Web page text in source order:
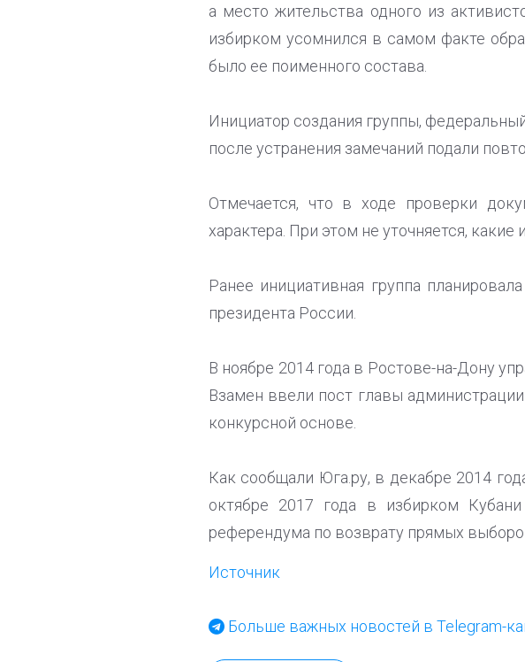
а место жительства одного из
избирком усомнился в самом факте
было ее поименного состава.
Инициатор создания группы,
после устранения замечаний подали
Отмечается, что в ходе проверки
характера. При этом не уточняется,
Ранее инициативная группа
президента России.
В ноябре 2014 года в Ростове-на-Дону
Взамен ввели пост главы
конкурсной основе.
Как сообщали Юга.ру, в декабре 2014
октябре 2017 года в избирком
референдума по возврату прямых
Источник
Больше важных новостей в Telegram-